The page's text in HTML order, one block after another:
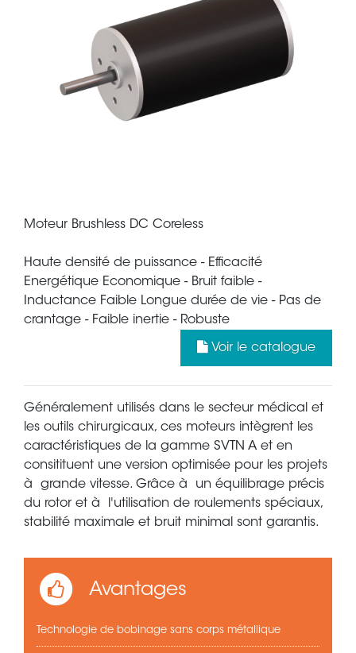
Moteur Brushless DC Coreless
Haute densité de puissance - Efficacité
Energétique Economique - Bruit faible -
Inductance Faible Longue durée de vie - Pas de
crantage - Faible inertie - Robuste
Voir le catalogue
Généralement utilisés dans le secteur médical et
les outils chirurgicaux, ces moteurs intègrent les
caractéristiques de la gamme SVTN A et en
consitituent une version optimisée pour les projets
à grande vitesse. Grâce à un équilibrage précis
du rotor et à l'utilisation de roulements spéciaux,
stabilité maximale et bruit minimal sont garantis.
Avantages
Technologie de bobinage sans corps métallique